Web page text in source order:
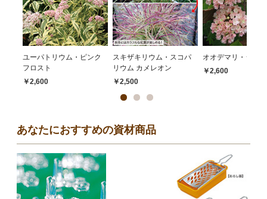
ユーパトリウム・ピンク
フロスト
￥2,600
スキザキリウム・スコパ
リウム カメレオン
￥2,500
オオデマリ・ジェ
￥2,600
あなたにおすすめの資材商品